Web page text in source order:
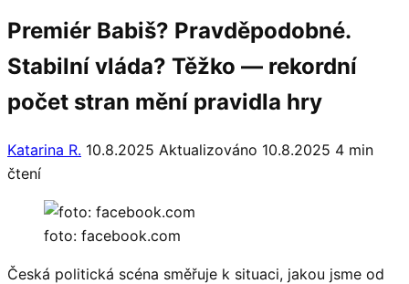
Premiér Babiš? Pravděpodobné.
Stabilní vláda? Těžko — rekordní
počet stran mění pravidla hry
Katarina R. 10.8.2025 Aktualizováno 10.8.2025 4 min
čtení
foto: facebook.com
Česká politická scéna směřuje k situaci, jakou jsme od